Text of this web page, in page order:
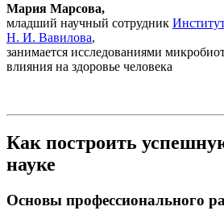
Мария Марсова,
младший научный сотрудник
Н. И. Вавилова,
занимается исследованиями
влияния на здоровье человека
Как построить
науке
Основы профессионального